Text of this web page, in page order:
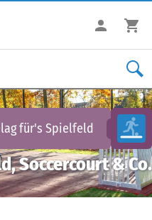
für's Spielfeld
Soccercourt & Co.